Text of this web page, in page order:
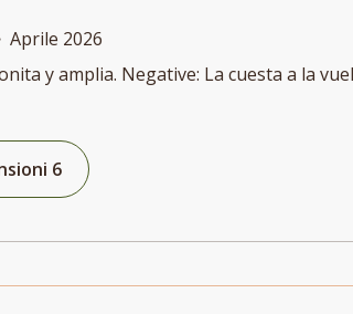
pequeños. La terraza
pero una baranda muy baja, lo cual
con niños.
Aprile 2026
y amplia. Negative: La cuesta a la
6